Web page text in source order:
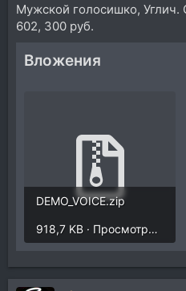
Мужской голосишко,
602, 300 руб.
Вложения
DEMO_VOICE.zip
918,7 KB · Просмотры: 31